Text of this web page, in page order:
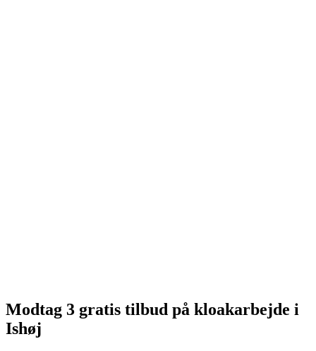
Modtag 3 gratis tilbud på kloakarbejde i
Ishøj